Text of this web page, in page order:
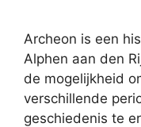
Archeon is een
Alphen aan den
de mogelijkheid
verschillende
geschiedenis te